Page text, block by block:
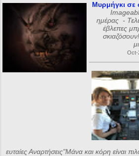
Μυρμήγκι σε
ημέρας -
έβλεπες
Oct-
ευταίες Αναρτήσεις"Μάνα και κόρη είναι